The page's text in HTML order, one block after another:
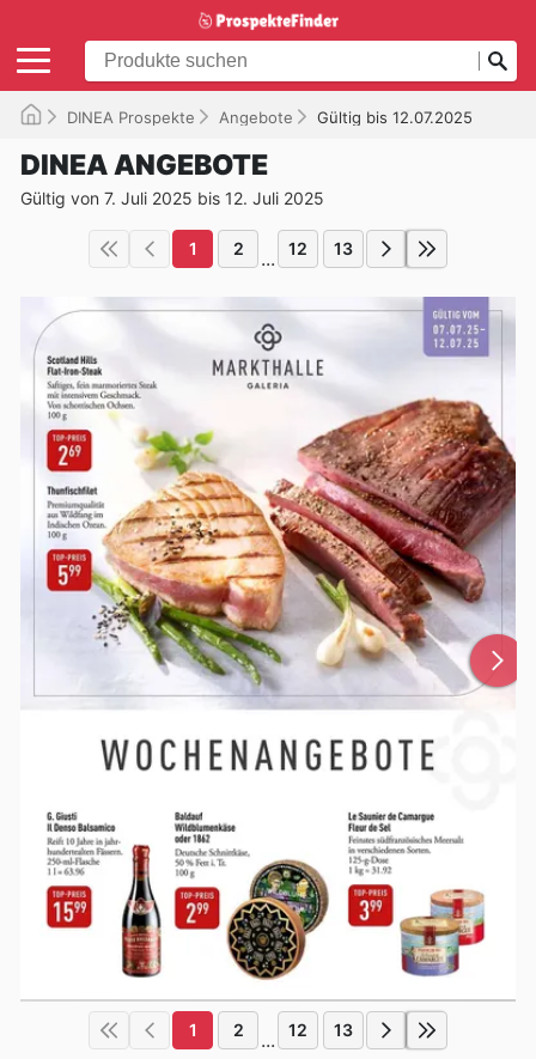
DINEA Prospekte Angebote Gültig bis 12.07.2025
DINEA ANGEBOTE
Gültig von 7. Juli 2025 bis 12. Juli 2025
1 2 ... 12 13
1 2 ... 12 13